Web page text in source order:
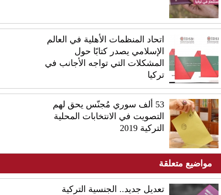
اتحاد المنظمات الأهلية في العالم
الإسلامي يصدر كتابًا حول
المشكلات التي تواجه الأجانب في
تركيا
53 ألف سوري مُجنّس يحق لهم
التصويت في الانتخابات المحلية
التركية 2019
مواضيع متعلقة
تعديل جديد.. الجنسية التركية